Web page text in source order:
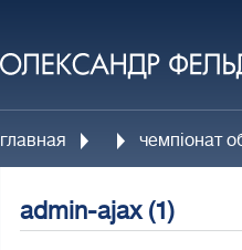
главная чемпіонат
admin-ajax (1)